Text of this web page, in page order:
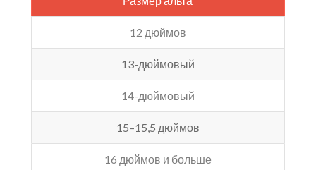
12 дюймов
13-дюймовый
14-дюймовый
15–15,5 дюймов
16 дюймов и больше